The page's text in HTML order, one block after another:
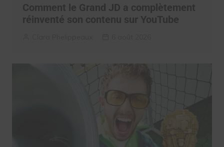
Comment le Grand JD a complètement
réinventé son contenu sur YouTube